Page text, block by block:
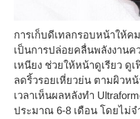
การเก็บดีเทลกรอบหน้าให้ค
เป็นการปล่อยคลื่นพลังงาน
เหนียง ช่วยให้หน้าดูเรียว ดู
ลดริ้วรอยเหี่ยวย่น ตามผิวห
เวลาเห็นผลหลังทำ
ประมาณ 6-8 เดือน โดยไม่